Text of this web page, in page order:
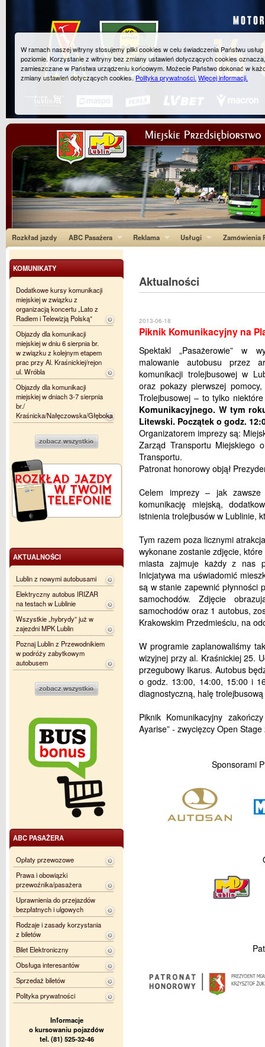
Rozkład jazdy ABC Pasażera Reklama Usługi Zamówienia
Aktualności
2013-06-18
Piknik Komunikacyjny na
Spektakl „Pasażerowie” w
malowanie autobusu przez
komunikacji trolejbusowej w
oraz pokazy pierwszej
Trolejbusowej – to tylko
Komunikacyjnego. W tym
Litewski. Początek o godz.
Organizatorem imprezy są:
Zarząd Transportu Miejskiego
Transportu.
Patronat honorowy objął
Celem imprezy – jak
komunikację miejską,
istnienia trolejbusów w Lublinie,
Tym razem poza licznymi
wykonane zostanie zdjęcie,
miasta zajmuje każdy z nas
Inicjatywa ma uświadomić
są w stanie zapewnić płynności
samochodów. Zdjęcie
samochodów oraz 1 autobus,
Krakowskim Przedmieściu, na
W programie zaplanowaliśmy
wizyjnej przy al. Kraśnickiej 25.
przegubowy Ikarus. Autobus
o godz. 13:00, 14:00, 15:00 i
diagnostyczną, halę
Piknik Komunikacyjny
Ayarise” - zwycięzcy Open
Sponsorami
KOMUNIKATY
Dodatkowe kursy komunikacji
miejskiej w związku z
organizacją koncertu „Lato z
Radiem i Telewizją Polską”
Objazdy dla komunikacji
miejskiej w dniu 6 sierpnia br.
w związku z kolejnym etapem
prac przy Al. Kraśnickiej/rejon
ul. Wróbla
Objazdy dla komunikacji
miejskiej w dniach 3-7 sierpnia
br./
Kraśnicka/Nałęczowska/Głęboka
AKTUALNOŚCI
Lublin z nowymi autobusami
Elektryczny autobus IRIZAR
na testach w Lublinie
Wszystkie „hybrydy” już w
zajezdni MPK Lublin
Poznaj Lublin z Przewodnikiem
w podróży zabytkowym
autobusem
ABC PASAŻERA
Opłaty przewozowe
Prawa i obowiązki
przewoźnika/pasażera
Uprawnienia do przejazdów
bezpłatnych i ulgowych
Rodzaje i zasady korzystania
z biletów
Bilet Elektroniczny
Obsługa interesantów
Sprzedaż biletów
Polityka prywatności
Informacje
o kursowaniu pojazdów
tel. (81) 525-32-46
W ramach naszej witryny stosujemy pliki cookies w celu świadczenia Państwu
poziomie. Korzystanie z witryny bez zmiany ustawień dotyczących cookies
zamieszczane w Państwa urządzeniu końcowym. Możecie Państwo dokonać w
zmiany ustawień dotyczących cookies.Polityka prywatności. Więcej informacji.